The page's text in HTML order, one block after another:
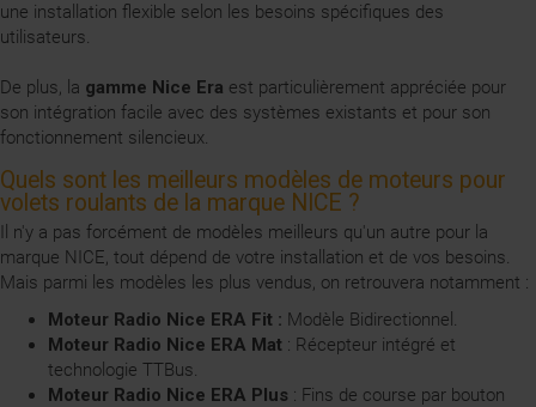
une installation flexible selon les besoins spécifiques des
utilisateurs.
De plus, la gamme Nice Era est particulièrement appréciée pour
son intégration facile avec des systèmes existants et pour son
fonctionnement silencieux.
Quels sont les meilleurs modèles de moteurs pour
volets roulants de la marque NICE ?
Il n'y a pas forcément de modèles meilleurs qu'un autre pour la
marque NICE, tout dépend de votre installation et de vos besoins.
Mais parmi les modèles les plus vendus, on retrouvera notamment :
Moteur Radio Nice ERA Fit : Modèle Bidirectionnel.
Moteur Radio Nice ERA Mat : Récepteur intégré et
technologie TTBus.
Moteur Radio Nice ERA Plus : Fins de course par bouton